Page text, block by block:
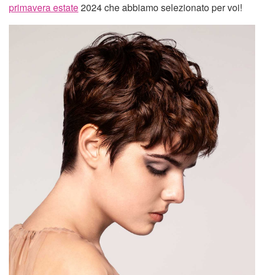
primavera estate2024 che abbiamo selezionato per voi!